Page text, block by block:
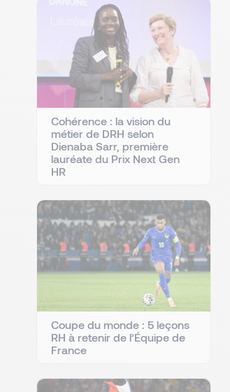
Cohérence : la vision du
métier de DRH selon
Dienaba Sarr, première
lauréate du Prix Next Gen
HR
Coupe du monde : 5 leçons
RH à retenir de l’Équipe de
France